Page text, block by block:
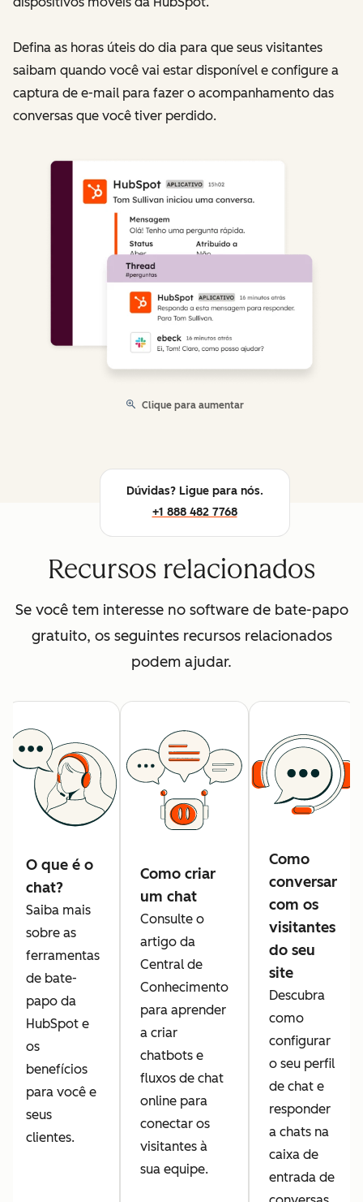
Defina as horas úteis do dia para que seus visitantes
saibam quando você vai estar disponível e configure a
captura de e-mail para fazer o acompanhamento das
conversas que você tiver perdido.
Clique para aumentar
Dúvidas? Ligue para nós.
+1 888 482 7768
Recursos relacionados
Se você tem interesse no software de bate-papo
gratuito, os seguintes recursos relacionados
podem ajudar.
O que é o
chat?
Saiba mais
sobre as
ferramentas
de bate-
papo da
HubSpot e
os
benefícios
para você e
seus
clientes.
Como criar
um chat
Consulte o
artigo da
Central de
Conhecimento
para aprender
a criar
chatbots e
fluxos de chat
online para
conectar os
visitantes à
sua equipe.
Como
conversar
com os
visitantes
do seu
site
Descubra
como
configurar
o seu perfil
de chat e
responder
a chats na
caixa de
entrada de